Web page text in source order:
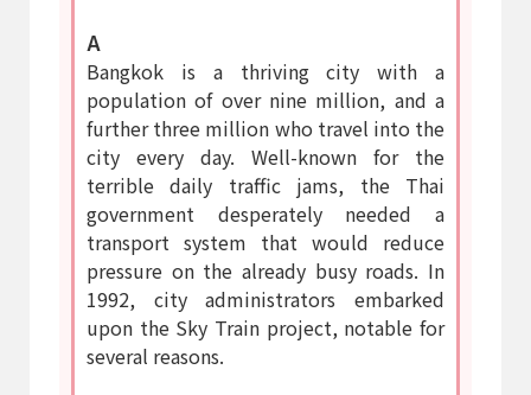
A
Bangkok is a thriving city with a
population of over nine million, and a
further three million who travel into the
city every day. Well-known for the
terrible daily traffic jams, the Thai
government desperately needed a
transport system that would reduce
pressure on the already busy roads. In
1992, city administrators embarked
upon the Sky Train project, notable for
several reasons.